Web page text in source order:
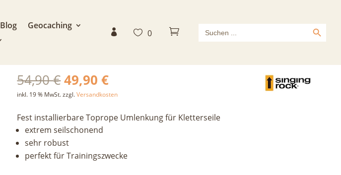
Blog
Geocaching
  0  Search
for:
Search Button
54,90€Ursprünglicher
Preis
54,90 €
49,90€Aktueller
Preis
49,90 €.
inkl. 19 % MwSt.zzgl.Versandkosten
Fest installierbare Toprope Umlenkung für Kletterseile
extrem seilschonend
sehr robust
perfekt für Trainingszwecke